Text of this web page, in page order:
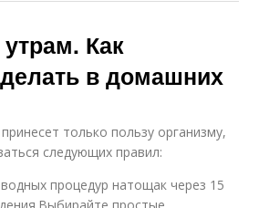
Как
в домашних
только пользу организму,
следующих правил:
процедур натощак через 15